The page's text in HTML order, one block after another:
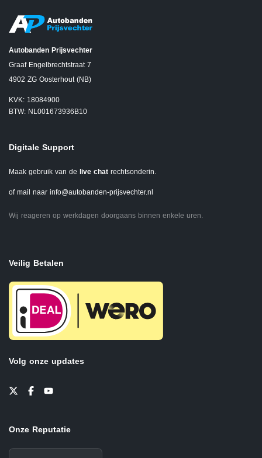
Autobanden Prijsvechter
Graaf Engelbrechtstraat 7
4902 ZG Oosterhout (NB)
KVK: 18084900
BTW: NL001673936B10
Digitale Support
Maak gebruik van de live chat rechtsonderin.
of mail naar info@autobanden-prijsvechter.nl
Wij reageren op werkdagen doorgaans binnen enkele uren.
Veilig Betalen
Volg onze updates
Onze Reputatie